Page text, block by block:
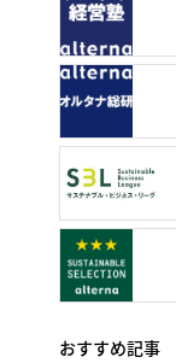
おすすめ記事